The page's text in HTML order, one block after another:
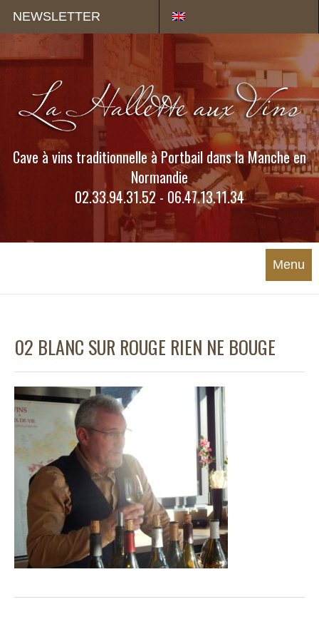
NEWSLETTER
Cave à vins traditionnelle à Portbail dans la Manche en
Normandie
02.33.94.31.52 - 06.47.13.11.34
Menu
02 BLANC SUR ROUGE RIEN NE BOUGE
Panneau de gestion des cookies